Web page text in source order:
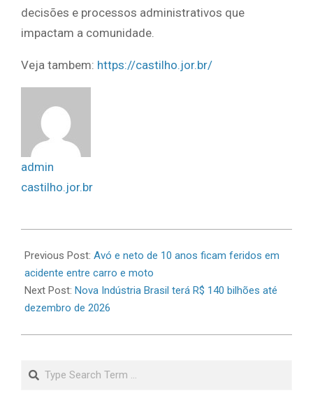
decisões e processos administrativos que
impactam a comunidade.
Veja tambem: https://castilho.jor.br/
admin
castilho.jor.br
06-
22
Previous Post: Avó e neto de 10 anos ficam feridos em
acidente entre carro e moto
Next Post: Nova Indústria Brasil terá R$ 140 bilhões até
dezembro de 2026
Search